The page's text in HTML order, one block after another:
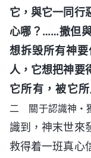
它，與它一同行
心哪？……撒但
想拆毁所有神
人，它想把神要
它所有，被它
二 關于認識神・
識到，神末世來
救得着一班真心